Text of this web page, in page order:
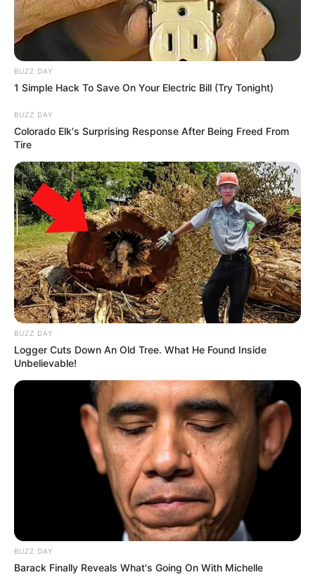
BUZZ DAY
1 Simple Hack To Save On Your Electric Bill (Try Tonight)
BUZZ DAY
Colorado Elk's Surprising Response After Being Freed From
Tire
BUZZ DAY
Logger Cuts Down An Old Tree. What He Found Inside
Unbelievable!
BUZZ DAY
Barack Finally Reveals What's Going On With Michelle